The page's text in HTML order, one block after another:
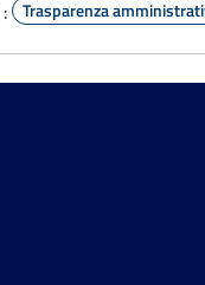
: Trasparenza